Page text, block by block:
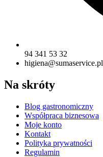
94 341 53 32
higiena@sumaservice.pl
Na skróty
Blog gastronomiczny
Współpraca biznesowa
Moje konto
Kontakt
Polityka prywatności
Regulamin